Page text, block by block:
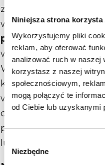
Niniejsza strona
Wykorzystujemy pliki
reklam, aby oferować
analizować ruch w naszej
korzystasz z naszej
społecznościowym,
mogą połączyć te
od Ciebie lub uzyskanymi
Wybór
zgody
Niezbędne
zalecić
wizyt poprzez
pytańoraz
wizytę, aby nic nie
Warto podać
którym może
w razie
objawów. Należy
powinien się zgłosić
lub nasilenia